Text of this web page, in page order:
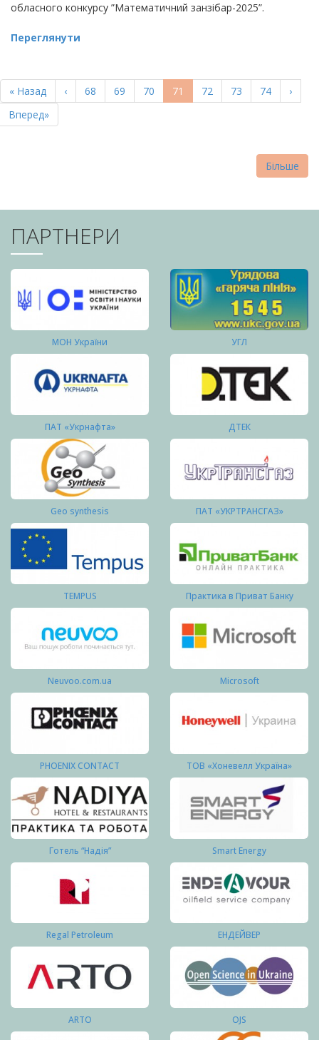
обласного конкурсу ”Математичний занзібар-2025”.
Переглянути
НА
СТОРІНКИ
Перша
сторінка
« Назад
Попередня
сторінка
‹ Page
68 Page
69 Page
70
Поточна
сторінка
71 Page
72 Page
73 Page
74
›
Остання
сторінка
Вперед»
Більше
ПАРТНЕРИ
МОН України УГЛ
ПАТ «Укрнафта» ДТЕК
Geo synthesis ПАТ «УКРТРАНСГАЗ»
TEMPUS Практика в Приват Банку
Neuvoo.com.ua Microsoft
PHOENIX CONTACT ТОВ «Хоневелл Україна»
Готель “Надія” Smart Energy
Regal Petroleum ЕНДЕЙВЕР
ARTO OJS